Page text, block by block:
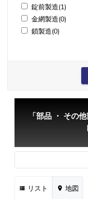
錠前製造(1)
金網製造(0)
鎖製造(0)
「部品 ・ その
リスト 地図